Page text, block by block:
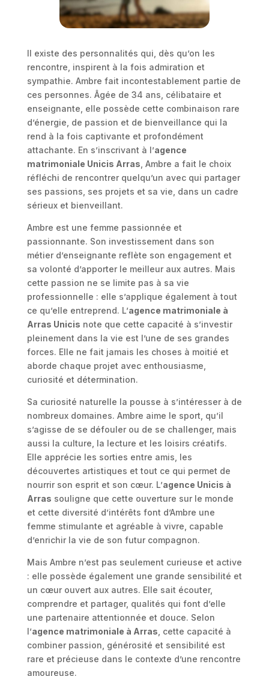
Il existe des personnalités qui, dès qu’on les
rencontre, inspirent à la fois admiration et
sympathie. Ambre fait incontestablement partie de
ces personnes. Âgée de 34 ans, célibataire et
enseignante, elle possède cette combinaison rare
d’énergie, de passion et de bienveillance qui la
rend à la fois captivante et profondément
attachante. En s’inscrivant à l’agence
matrimoniale Unicis Arras , Ambre a fait le choix
réfléchi de rencontrer quelqu’un avec qui partager
ses passions, ses projets et sa vie, dans un cadre
sérieux et bienveillant.
Ambre est une femme passionnée et
passionnante. Son investissement dans son
métier d’enseignante reflète son engagement et
sa volonté d’apporter le meilleur aux autres. Mais
cette passion ne se limite pas à sa vie
professionnelle : elle s’applique également à tout
ce qu’elle entreprend. L’agence matrimoniale à
Arras Unicis note que cette capacité à s’investir
pleinement dans la vie est l’une de ses grandes
forces. Elle ne fait jamais les choses à moitié et
aborde chaque projet avec enthousiasme,
curiosité et détermination.
Sa curiosité naturelle la pousse à s’intéresser à de
nombreux domaines. Ambre aime le sport, qu’il
s’agisse de se défouler ou de se challenger, mais
aussi la culture, la lecture et les loisirs créatifs.
Elle apprécie les sorties entre amis, les
découvertes artistiques et tout ce qui permet de
nourrir son esprit et son cœur. L’agence Unicis à
Arras souligne que cette ouverture sur le monde
et cette diversité d’intérêts font d’Ambre une
femme stimulante et agréable à vivre, capable
d’enrichir la vie de son futur compagnon.
Mais Ambre n’est pas seulement curieuse et active
: elle possède également une grande sensibilité et
un cœur ouvert aux autres. Elle sait écouter,
comprendre et partager, qualités qui font d’elle
une partenaire attentionnée et douce. Selon
l’agence matrimoniale à Arras , cette capacité à
combiner passion, générosité et sensibilité est
rare et précieuse dans le contexte d’une rencontre
amoureuse.